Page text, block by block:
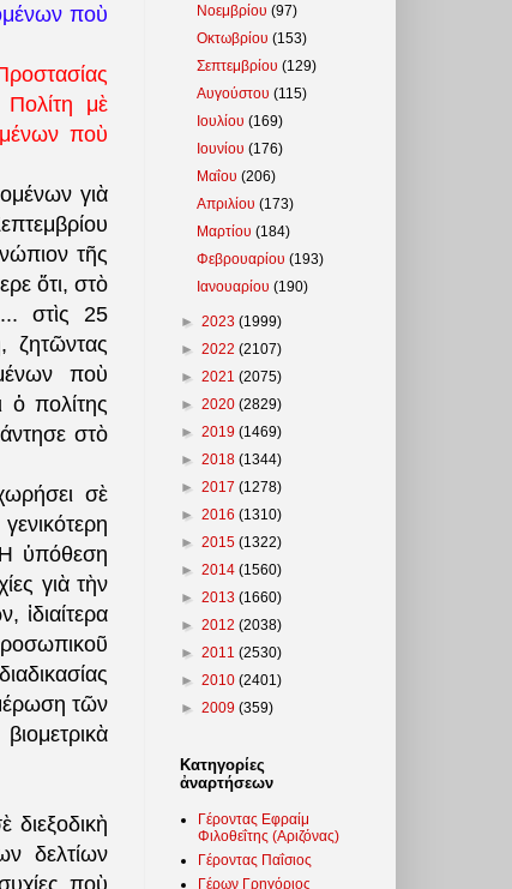
ποὺ
μὲ
ποὺ
γιὰ
τῆς
ὅτι, στὸ
στὶς 25
ζητῶντας
ποὺ
ὁ πολίτης
στὸ
σὲ
Ἡ ὑπόθεση
γιὰ τὴν
ἰδιαίτερα
τῶν
δελτίων
Νοεμβρίου(97)
Οκτωβρίου(153)
Σεπτεμβρίου(129)
Αυγούστου(115)
Ιουλίου(169)
Ιουνίου(176)
Μαΐου(206)
Απριλίου(173)
Μαρτίου(184)
Φεβρουαρίου(193)
Ιανουαρίου(190)
► 2023 (1999)
► 2022 (2107)
► 2021 (2075)
► 2020 (2829)
► 2019 (1469)
► 2018 (1344)
► 2017 (1278)
► 2016 (1310)
► 2015 (1322)
► 2014 (1560)
► 2013 (1660)
► 2012 (2038)
► 2011 (2530)
► 2010 (2401)
► 2009 (359)
Κατηγορίες
ἀναρτήσεων
Γέροντας Εφραίμ
Φιλοθεΐτης (Αριζόνας)
Γέροντας Παΐσιος
Γέρων Γρηγόριος